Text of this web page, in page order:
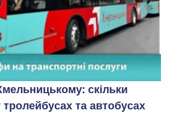
скільки
та автобусах